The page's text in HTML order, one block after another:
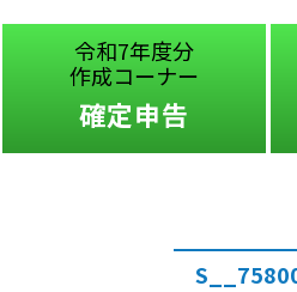
令和7年度分
作成コーナー
確定申告